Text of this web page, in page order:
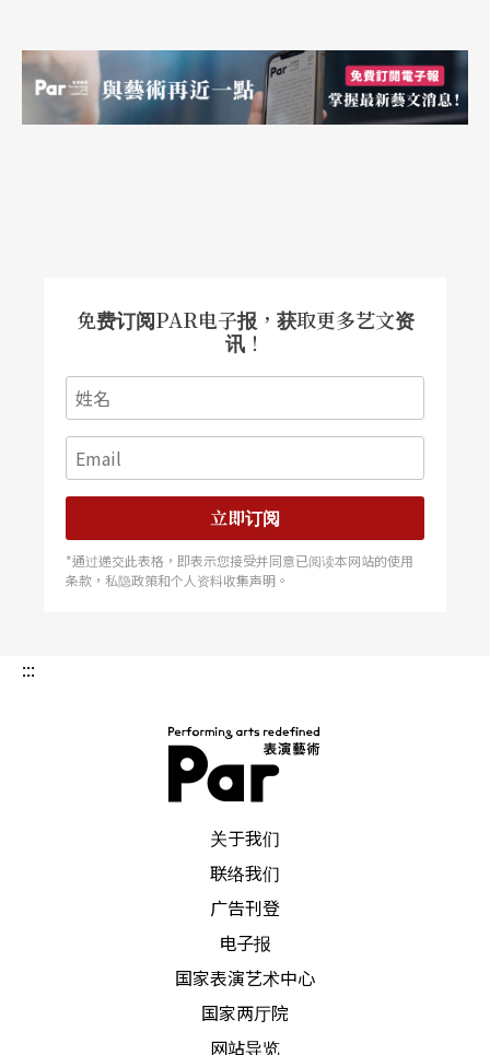
免费订阅PAR电子报，获取更多艺文资
讯！
立即订阅
*通过递交此表格，即表示您接受并同意已阅读本网站的使用
条款，私隐政策和个人资料收集声明。
:::
关于我们
联络我们
广告刊登
电子报
国家表演艺术中心
国家两厅院
网站导览